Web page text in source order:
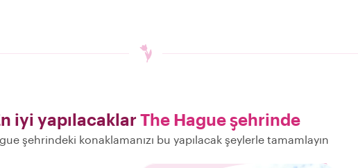
iyi yapılacaklar The Hague şehrinde
şehrindeki konaklamanızı bu yapılacak şeylerle tamamlayın